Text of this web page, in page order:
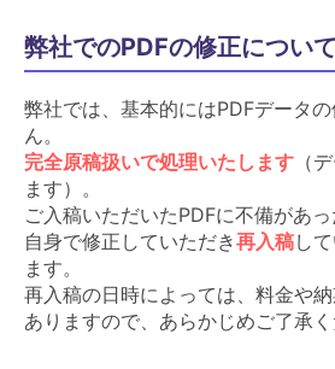
弊社でのPDFの修正について
弊社では、基本的にはPDFデータ
ん。
完全原稿扱いで処理いたします （
ます）。
ご入稿いただいたPDFに不備があ
自身で修正していただき再入稿し
ます。
再入稿の日時によっては、料金や
ありますので、あらかじめご了承く